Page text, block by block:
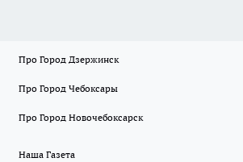
Про Город Дзержинск
Про Город Чебоксары
Про Город Новочебоксарск
Наша Газета